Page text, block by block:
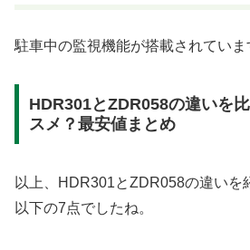
駐車中の監視機能が搭載されていま
HDR301とZDR058の違いを
スメ？最安値まとめ
以上、HDR301とZDR058の違いを
以下の7点でしたね。